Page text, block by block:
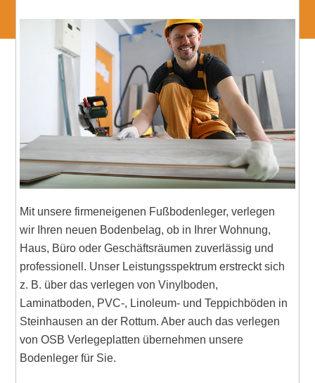
Mit unsere firmeneigenen Fußbodenleger, verlegen
wir Ihren neuen Bodenbelag, ob in Ihrer Wohnung,
Haus, Büro oder Geschäftsräumen zuverlässig und
professionell. Unser Leistungsspektrum erstreckt sich
z. B. über das verlegen von Vinylboden,
Laminatboden, PVC-, Linoleum- und Teppichböden in
Steinhausen an der Rottum. Aber auch das verlegen
von OSB Verlegeplatten übernehmen unsere
Bodenleger für Sie.